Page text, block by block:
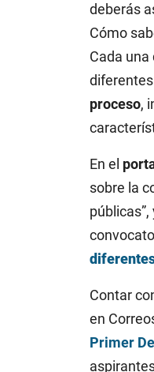
deberás
Cómo
Cada
proceso,
En el
sobre la
Contar
en
Primer